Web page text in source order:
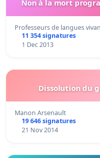
Non à la mort
Professeurs de langues
11 354 signatures
1 Dec 2013
Dissolution du
Manon Arsenault
19 646 signatures
21 Nov 2014